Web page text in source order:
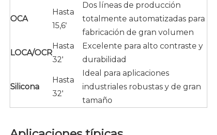
OCA
Hasta
15,6'
Dos líneas de producción
totalmente automatizadas para
fabricación de gran volumen
LOCA/OCR
Hasta
32'
Excelente para alto contraste y
durabilidad
Silicona
Hasta
32'
Ideal para aplicaciones
industriales robustas y de gran
tamaño